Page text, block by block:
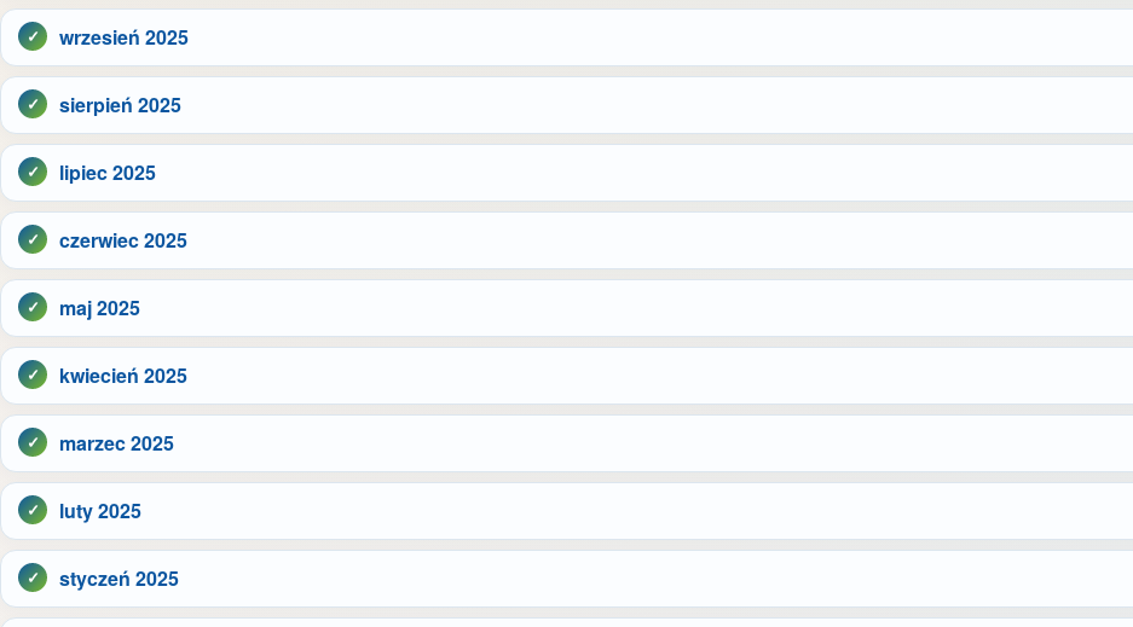
wrzesień 2025
sierpień 2025
lipiec 2025
czerwiec 2025
maj 2025
kwiecień 2025
marzec 2025
luty 2025
styczeń 2025